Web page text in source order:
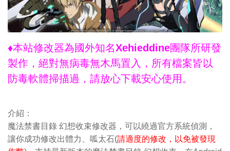
♦本站修改器為國外知名Xehieddine團隊所研發
製作，絕對無病毒無木馬置入，所有檔案皆以
防毒軟體掃描過，請放心下載安心使用。
介紹：
魔法禁書目錄 幻想收束修改器，可以繞過官方系統偵測，
讓你成功修改出體力、呱太石(請適度的修改，以免被發現